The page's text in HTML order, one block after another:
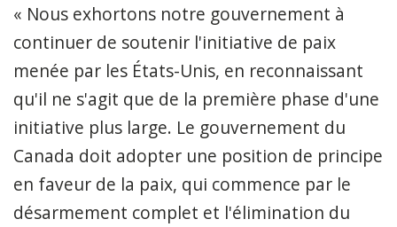
« Nous exhortons notre gouvernement à
continuer de soutenir l'initiative de paix
menée par les États-Unis, en reconnaissant
qu'il ne s'agit que de la première phase d'une
initiative plus large. Le gouvernement du
Canada doit adopter une position de principe
en faveur de la paix, qui commence par le
désarmement complet et l'élimination du